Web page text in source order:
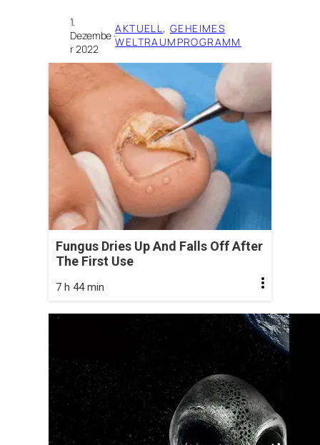
1.
Dezembe
r 2022
·AKTUELL, GEHEIMES
WELTRAUMPROGRAMM
Fungus Dries Up And Falls Off After
The First Use
7 h 44 min